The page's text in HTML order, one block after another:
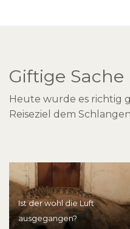
Giftige Sache
Heute wurde es richtig
Reiseziel dem
Ist der wohl die Luft
ausgegangen?